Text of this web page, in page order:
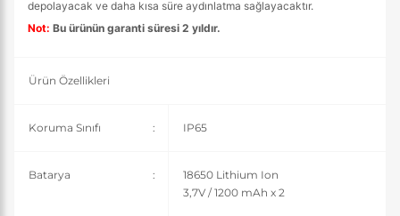
depolayacak ve daha kısa süre aydınlatma sağlayacaktır.
Not: Bu ürünün garanti süresi 2 yıldır.
Ürün Özellikleri
Koruma Sınıfı : IP65
Batarya :
18650 Lithium Ion
3,7V / 1200 mAh x 2